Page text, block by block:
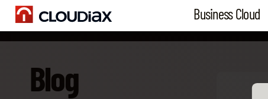
Business Cloud
Blog